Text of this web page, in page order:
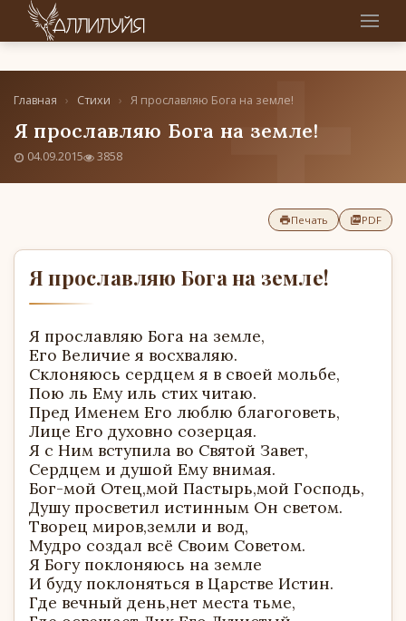
Главная › Стихи › Я прославляю Бога на земле!
Я прославляю Бога на земле!
04.09.2015 3858
Печать PDF
Я прославляю Бога на земле!
Я прославляю Бога на земле,
Его Величие я восхваляю.
Склоняюсь сердцем я в своей мольбе,
Пою ль Ему иль стих читаю.
Пред Именем Его люблю благоговеть,
Лице Его духовно созерцая.
Я с Ним вступила во Святой Завет,
Сердцем и душой Ему внимая.
Бог-мой Отец,мой Пастырь,мой Господь,
Душу просветил истинным Он светом.
Творец миров,земли и вод,
Мудро создал всё Своим Советом.
Я Богу поклоняюсь на земле
И буду поклоняться в Царстве Истин.
Где вечный день,нет места тьме,